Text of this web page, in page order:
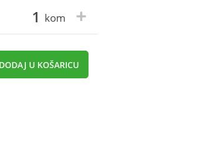
kom
DODAJ U KOŠARICU